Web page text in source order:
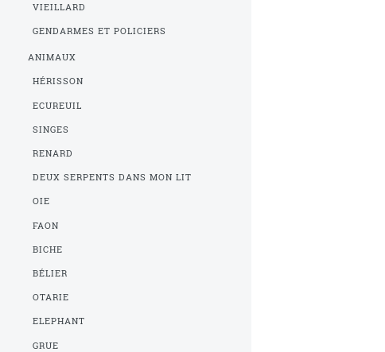
VIEILLARD
GENDARMES ET POLICIERS
ANIMAUX
HÉRISSON
ECUREUIL
SINGES
RENARD
DEUX SERPENTS DANS MON LIT
OIE
FAON
BICHE
BÉLIER
OTARIE
ELEPHANT
GRUE